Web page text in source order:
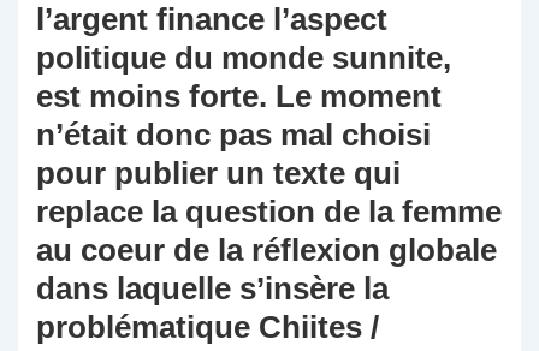
l’argent finance l’aspect
politique du monde sunnite,
est moins forte. Le moment
n’était donc pas mal choisi
pour publier un texte qui
replace la question de la femme
au coeur de la réflexion globale
dans laquelle s’insère la
problématique Chiites /